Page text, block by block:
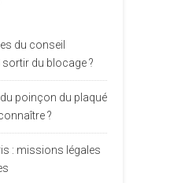
du conseil
du blocage ?
poinçon du plaqué
?
: missions légales